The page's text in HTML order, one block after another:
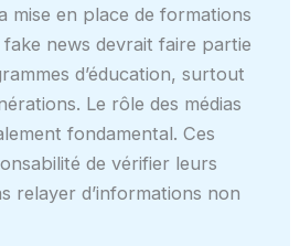
mise en place de formations
news devrait faire partie
d’éducation, surtout
Le rôle des médias
fondamental. Ces
de vérifier leurs
relayer d’informations non